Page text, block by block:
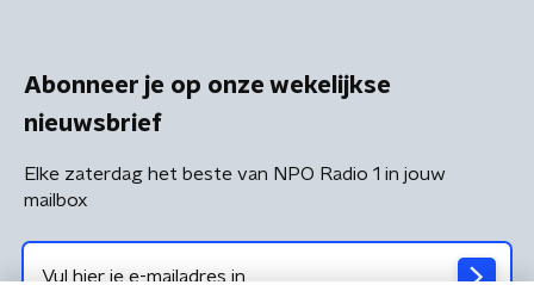
Abonneer je op onze wekelijkse
nieuwsbrief
Elke zaterdag het beste van NPO Radio 1 in jouw
mailbox